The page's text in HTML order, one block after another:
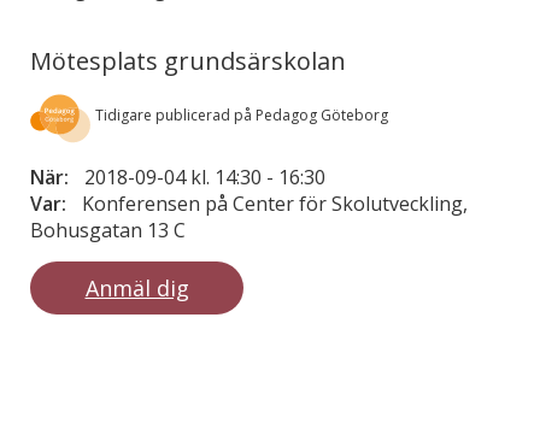
Mötesplats grundsärskolan
Tidigare publicerad på Pedagog Göteborg
När: 2018-09-04 kl. 14:30 - 16:30
Var:
Konferensen på Center för Skolutveckling,
Bohusgatan 13 C
Anmäl dig